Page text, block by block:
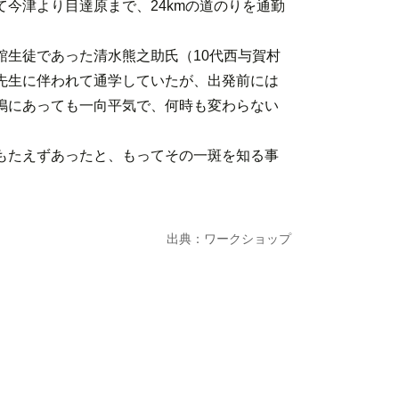
津より目達原まで、24kmの道のりを通勤
徒であった清水熊之助氏（10代西与賀村
に伴われて通学していたが、出発前には
あっても一向平気で、何時も変わらない
えずあったと、もってその一斑を知る事
出典：ワークショップ